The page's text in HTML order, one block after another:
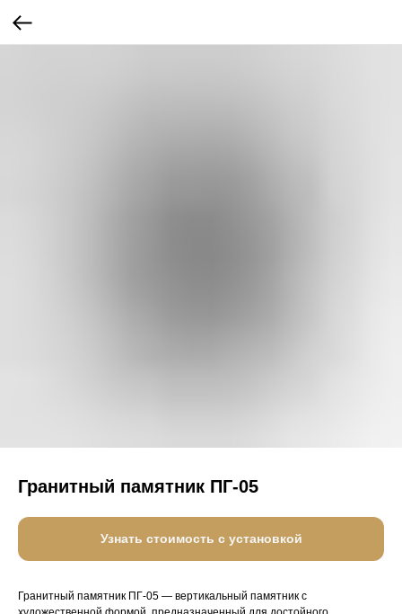
Гранитный памятник ПГ-05
Узнать стоимость с установкой
Гранитный памятник ПГ-05 — вертикальный памятник с